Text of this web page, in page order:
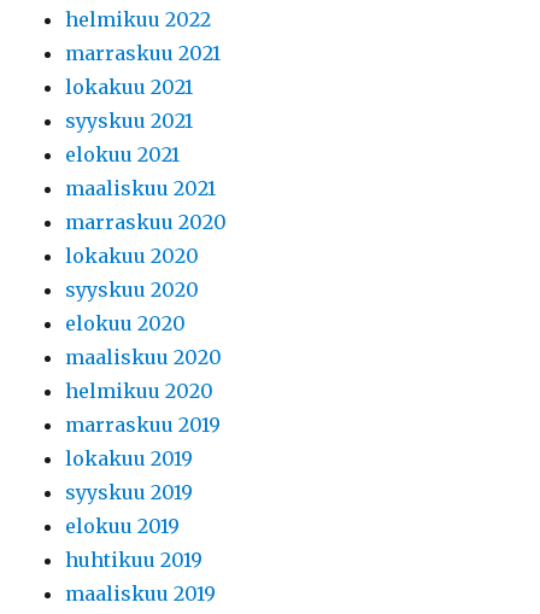
helmikuu 2022
marraskuu 2021
lokakuu 2021
syyskuu 2021
elokuu 2021
maaliskuu 2021
marraskuu 2020
lokakuu 2020
syyskuu 2020
elokuu 2020
maaliskuu 2020
helmikuu 2020
marraskuu 2019
lokakuu 2019
syyskuu 2019
elokuu 2019
huhtikuu 2019
maaliskuu 2019